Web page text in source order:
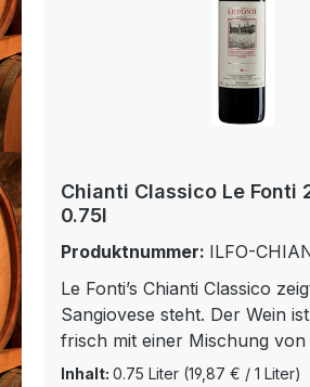
Chianti Classico Le Fonti
0.75l
Produktnummer: ILFO-
Le Fonti’s Chianti Classico
Sangiovese steht. Der Wein
frisch mit einer Mischung
und Gewürznoten.
Inhalt: 0.75 Liter (19,87 € / 1 Liter)